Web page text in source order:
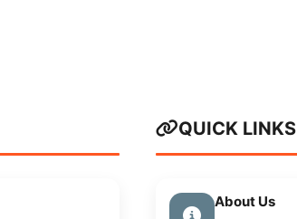
QUICK LINKS
About Us